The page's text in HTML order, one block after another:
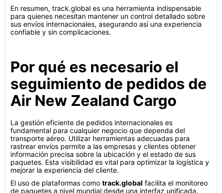
En resumen, track.global es una herramienta indispensable
para quienes necesitan mantener un control detallado sobre
sus envíos internacionales, asegurando así una experiencia
confiable y sin complicaciones.
Por qué es necesario el
seguimiento de pedidos de
Air New Zealand Cargo
La gestión eficiente de pedidos internacionales es
fundamental para cualquier negocio que dependa del
transporte aéreo. Utilizar herramientas adecuadas para
rastrear envíos permite a las empresas y clientes obtener
información precisa sobre la ubicación y el estado de sus
paquetes. Esta visibilidad es vital para optimizar la logística y
mejorar la experiencia del cliente.
El uso de plataformas como track.global facilita el monitoreo
de paquetes a nivel mundial desde una interfaz unificada.